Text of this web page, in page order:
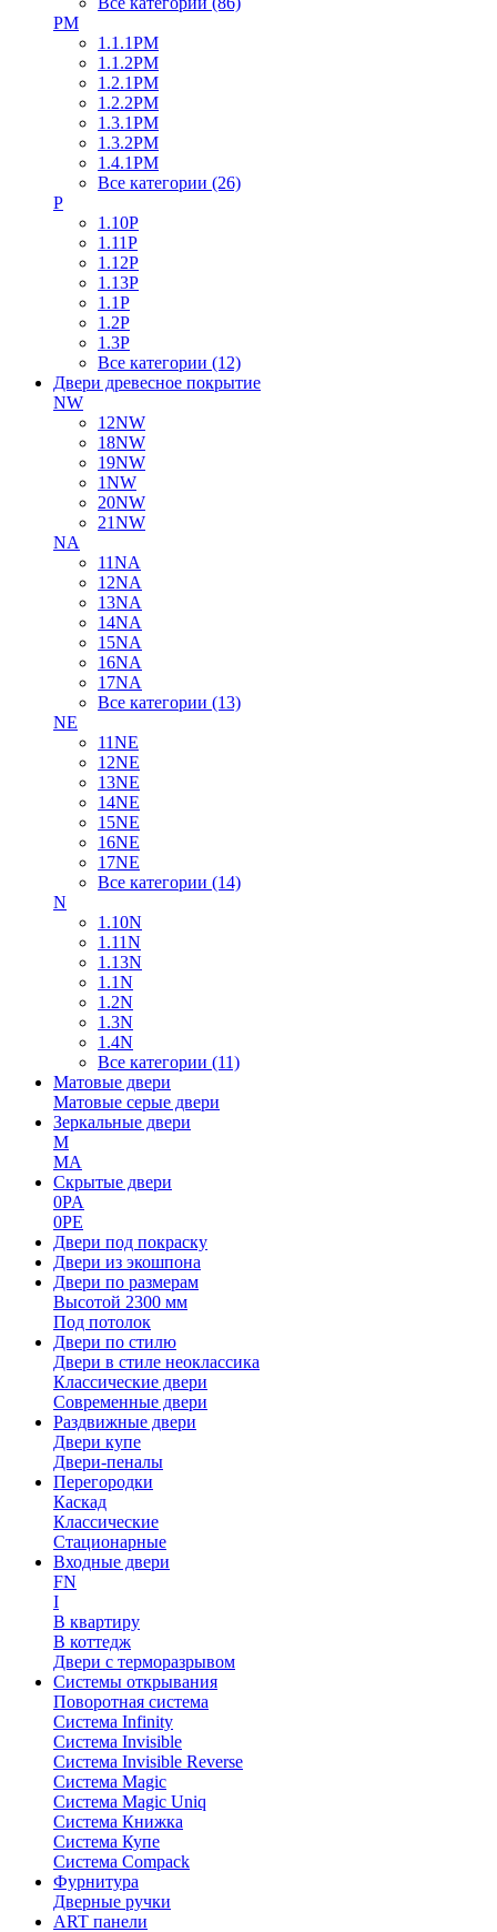
PM
1.1.1PM
1.1.2PM
1.2.1PM
1.2.2PM
1.3.1PM
1.3.2PM
1.4.1PM
Все категории (26)
P
1.10P
1.11P
1.12P
1.13P
1.1P
1.2P
1.3P
Все категории (12)
Двери древесное покрытие
NW
12NW
18NW
19NW
1NW
20NW
21NW
NA
11NA
12NA
13NA
14NA
15NA
16NA
17NA
Все категории (13)
NE
11NE
12NE
13NE
14NE
15NE
16NE
17NE
Все категории (14)
N
1.10N
1.11N
1.13N
1.1N
1.2N
1.3N
1.4N
Все категории (11)
Матовые двери
Матовые серые двери
Зеркальные двери
M
MA
Скрытые двери
0PA
0PE
Двери под покраску
Двери из экошпона
Двери по размерам
Высотой 2300 мм
Под потолок
Двери по стилю
Двери в стиле неоклассика
Классические двери
Современные двери
Раздвижные двери
Двери купе
Двери-пеналы
Перегородки
Каскад
Классические
Стационарные
Входные двери
FN
I
В квартиру
В коттедж
Двери с терморазрывом
Системы открывания
Поворотная система
Система Infinity
Система Invisible
Система Invisible Reverse
Система Magic
Система Magic Uniq
Система Книжка
Система Купе
Система Compack
Фурнитура
Дверные ручки
ART панели